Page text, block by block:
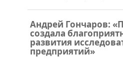
Андрей Гончаров:
создала
развития
предприятий»